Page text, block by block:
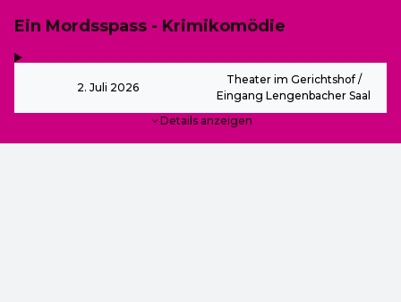
Ein Mordsspass - Krimikomödie
2. Juli 2026
Theater im Gerichtshof /
Eingang Lengenbacher Saal
Details anzeigen